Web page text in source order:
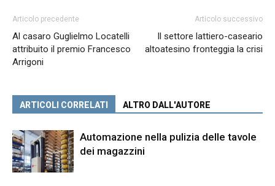
Articolo precedente
Al casaro Guglielmo Locatelli
attribuito il premio Francesco
Arrigoni
Articolo successivo
Il settore lattiero-caseario
altoatesino fronteggia la crisi
ARTICOLI CORRELATI ALTRO DALL'AUTORE
Automazione nella pulizia delle tavole
dei magazzini